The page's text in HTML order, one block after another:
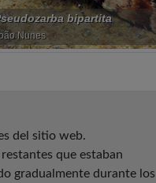
ornatella
Larysz
del sitio web.
que estaban
gradualmente durante los